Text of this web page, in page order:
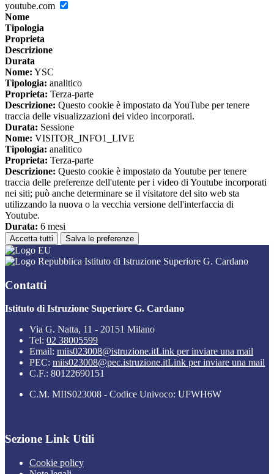
youtube.com
Nome
Tipologia
Proprieta
Descrizione
Durata
Nome: YSC
Tipologia: analitico
Proprieta: Terza-parte
Descrizione: Questo cookie è impostato da YouTube per tenere
traccia delle visualizzazioni dei video incorporati.
Durata: Sessione
Nome: VISITOR_INFO1_LIVE
Tipologia: analitico
Proprieta: Terza-parte
Descrizione: Questo cookie è impostato da Youtube per tenere
traccia delle preferenze dell'utente per i video di Youtube incorporati
nei siti; può anche determinare se il visitatore del sito web sta
utilizzando la nuova o la vecchia versione dell'interfaccia di
Youtube.
Durata: 6 mesi
Accetta tutti Salva le preferenze
Istituto di Istruzione Superiore G. Cardano
Contatti
Istituto di Istruzione Superiore G. Cardano
Via G. Natta, 11 - 20151 Milano
Tel: 02 38005599
Email: miis023008@istruzione.itLink per inviare una mail
PEC: miis023008@pec.istruzione.itLink per inviare una mail
C.F.: 80122690151
C.M. MIIS023008 - Codice Univoco: UFWH6W
Sezione Link Utili
Cookie policy